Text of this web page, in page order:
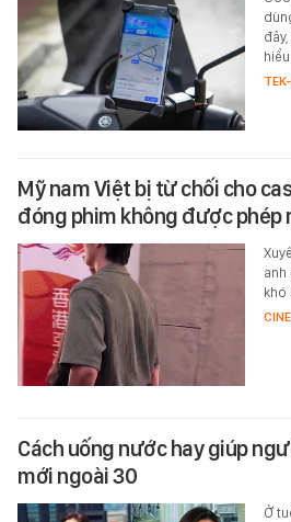
Mỹ nam Việt bị từ chối cho
đóng phim không được phép
anh
khó
CINE
Cách uống nước hay giúp
mới ngoài 30
Ở